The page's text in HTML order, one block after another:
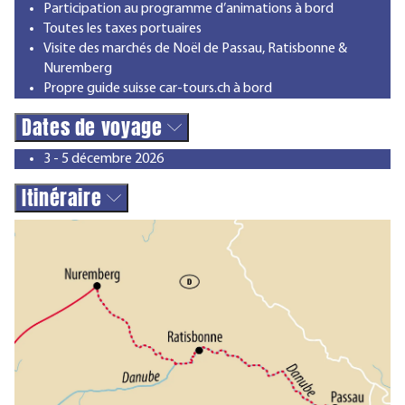
Participation au programme d’animations à bord
Toutes les taxes portuaires
Visite des marchés de Noël de Passau, Ratisbonne &
Nuremberg
Propre guide suisse car-tours.ch à bord
Dates de voyage
3 - 5 décembre 2026
Itinéraire